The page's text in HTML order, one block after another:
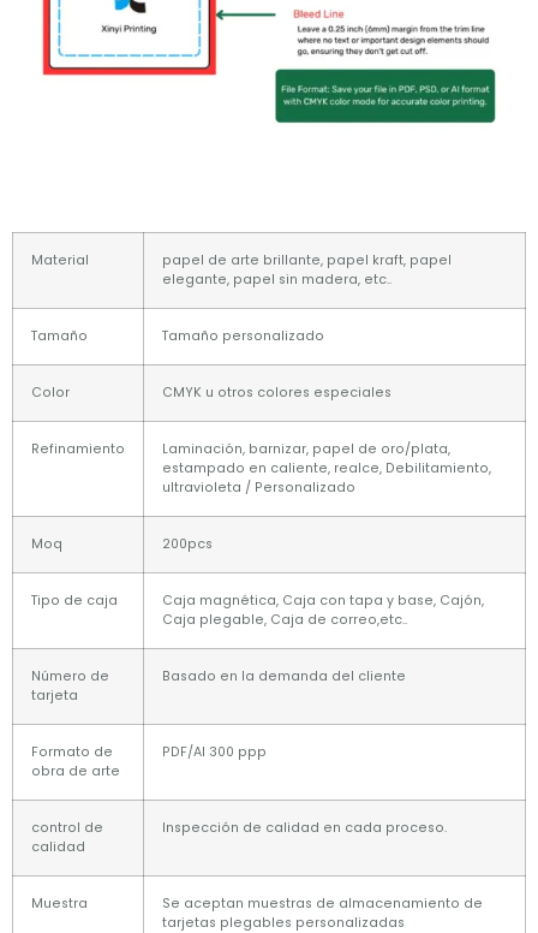
Material
papel de arte brillante, papel kraft, papel
elegante, papel sin madera, etc..
Tamaño Tamaño personalizado
Color CMYK u otros colores especiales
Refinamiento
Laminación, barnizar, papel de oro/plata,
estampado en caliente, realce, Debilitamiento,
ultravioleta / Personalizado
Moq 200pcs
Tipo de caja
Caja magnética, Caja con tapa y base, Cajón,
Caja plegable, Caja de correo,etc..
Número de
tarjeta
Basado en la demanda del cliente
Formato de
obra de arte
PDF/AI 300 ppp
control de
calidad
Inspección de calidad en cada proceso.
Muestra
Se aceptan muestras de almacenamiento de
tarjetas plegables personalizadas